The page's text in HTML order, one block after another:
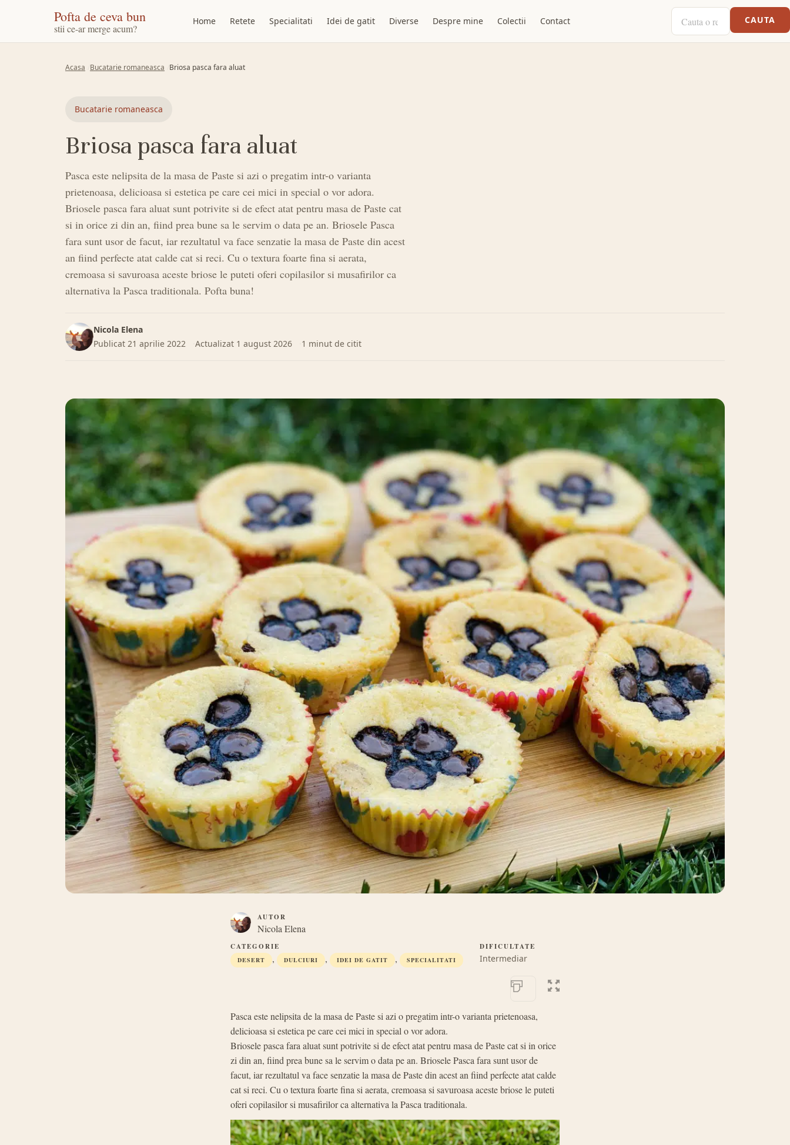
Pofta de ceva bun
stii ce-ar merge acum?
Home Retete Specialitati Idei de gatit Diverse Despre mine Colectii Contact
CAUTA O RETETA
CAUTA
Acasa Bucatarie romaneasca Briosa pasca fara aluat
Bucatarie romaneasca
Briosa pasca fara aluat
Pasca este nelipsita de la masa de Paste si azi o pregatim intr-o varianta
prietenoasa, delicioasa si estetica pe care cei mici in special o vor adora.
Briosele pasca fara aluat sunt potrivite si de efect atat pentru masa de Paste cat
si in orice zi din an, fiind prea bune sa le servim o data pe an. Briosele Pasca
fara sunt usor de facut, iar rezultatul va face senzatie la masa de Paste din acest
an fiind perfecte atat calde cat si reci. Cu o textura foarte fina si aerata,
cremoasa si savuroasa aceste briose le puteti oferi copilasilor si musafirilor ca
alternativa la Pasca traditionala. Pofta buna!
Nicola Elena
Publicat 21 aprilie 2022 Actualizat 1 august 2026 1 minut de citit
AUTOR
Nicola Elena
CATEGORIE
DESERT , DULCIURI , IDEI DE GATIT , SPECIALITATI
DIFICULTATE
Intermediar
Pasca este nelipsita de la masa de Paste si azi o pregatim intr-o varianta prietenoasa,
delicioasa si estetica pe care cei mici in special o vor adora.
Briosele pasca fara aluat sunt potrivite si de efect atat pentru masa de Paste cat si in orice
zi din an, fiind prea bune sa le servim o data pe an. Briosele Pasca fara sunt usor de
facut, iar rezultatul va face senzatie la masa de Paste din acest an fiind perfecte atat calde
cat si reci. Cu o textura foarte fina si aerata, cremoasa si savuroasa aceste briose le puteti
oferi copilasilor si musafirilor ca alternativa la Pasca traditionala.